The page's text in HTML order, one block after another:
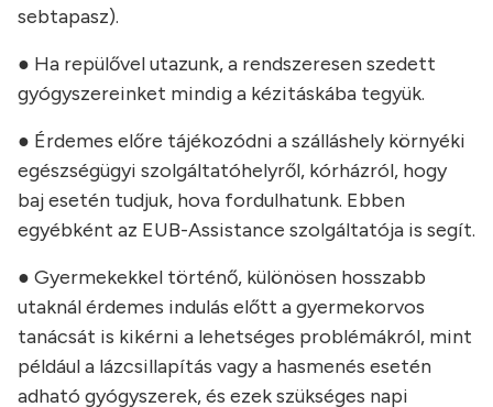
sebtapasz).
● Ha repülővel utazunk, a rendszeresen szedett
gyógyszereinket mindig a kézitáskába tegyük.
● Érdemes előre tájékozódni a szálláshely környéki
egészségügyi szolgáltatóhelyről, kórházról, hogy
baj esetén tudjuk, hova fordulhatunk. Ebben
egyébként az EUB-Assistance szolgáltatója is segít.
● Gyermekekkel történő, különösen hosszabb
utaknál érdemes indulás előtt a gyermekorvos
tanácsát is kikérni a lehetséges problémákról, mint
például a lázcsillapítás vagy a hasmenés esetén
adható gyógyszerek, és ezek szükséges napi